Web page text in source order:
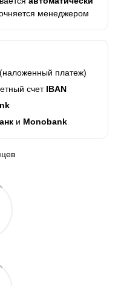
менеджером
(наложенный платеж)
счет IBAN
и Monobank